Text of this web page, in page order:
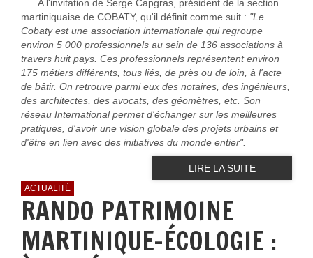
A l'invitation de Serge Capgras, président de la section
martiniquaise de COBATY, qu'il définit comme suit : "Le
Cobaty est une association internationale qui regroupe
environ 5 000 professionnels au sein de 136 associations à
travers huit pays. Ces professionnels représentent environ
175 métiers différents, tous liés, de près ou de loin, à l'acte
de bâtir. On retrouve parmi eux des notaires, des ingénieurs,
des architectes, des avocats, des géomètres, etc. Son
réseau International permet d'échanger sur les meilleures
pratiques, d'avoir une vision globale des projets urbains et
d'être en lien avec des initiatives du monde entier".
LIRE LA SUITE
ACTUALITÉ
RANDO PATRIMOINE
MARTINIQUE-ÉCOLOGIE :